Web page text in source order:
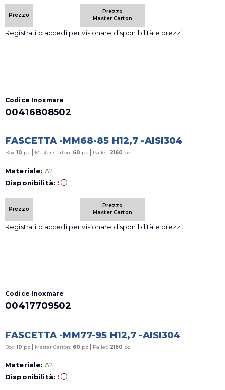
Prezzo
Prezzo
Master Carton
Registrati o accedi per visionare disponibilità e prezzi.
Codice Inoxmare
00416808502
FASCETTA -MM68-85 H12,7 -AISI304
Box:10 pz | Master Carton: 60 pz | Pallet: 2160 pz
Materiale: A2
Disponibilità: !
Prezzo
Prezzo
Master Carton
Registrati o accedi per visionare disponibilità e prezzi.
Codice Inoxmare
00417709502
FASCETTA -MM77-95 H12,7 -AISI304
Box:10 pz | Master Carton: 60 pz | Pallet: 2160 pz
Materiale: A2
Disponibilità: !